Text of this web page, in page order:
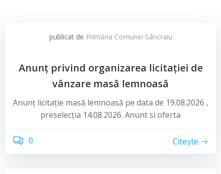
publicat de Primăria Comunei Sâncraiu
Anunț privind organizarea licitației de
vânzare masă lemnoasă
Anunț licitație masă lemnoasă pe data de 19.08.2026 ,
preselecția 14.08.2026. Anunt si oferta
0 Citește